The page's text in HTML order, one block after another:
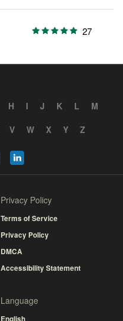
27
H I J K L
M
V W X Y Z
Privacy Policy
Terms of Service
Privacy Policy
DMCA
Accessibility Statement
Language
English